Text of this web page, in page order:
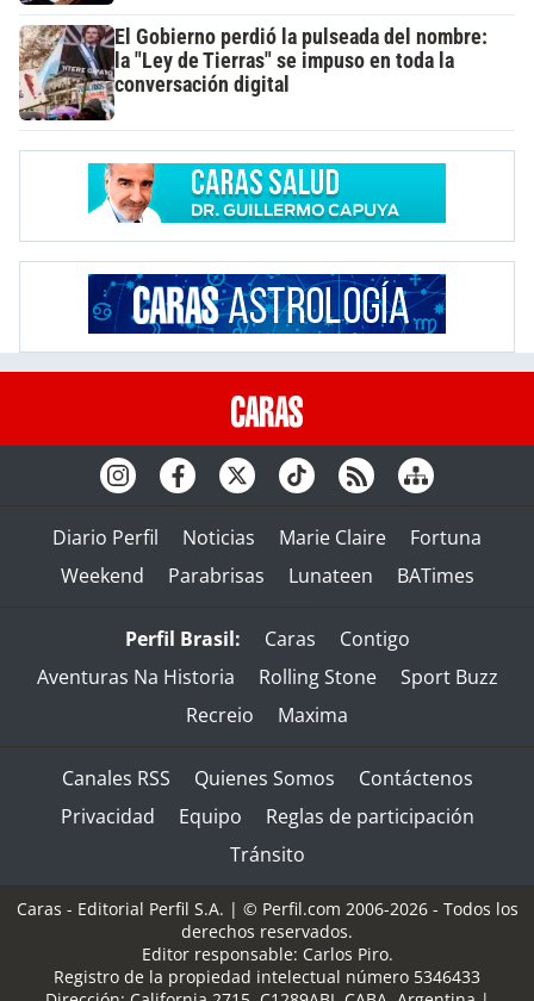
El Gobierno perdió la pulseada del nombre:
la "Ley de Tierras" se impuso en toda la
conversación digital
Diario Perfil Noticias Marie Claire
Fortuna
Weekend
Parabrisas Lunateen BATimes
Perfil Brasil: Caras
Contigo
Aventuras Na Historia
Rolling Stone
Sport Buzz
Recreio
Maxima
Canales RSS Quienes Somos
Contáctenos
Privacidad
Equipo
Reglas de participación
Tránsito
Caras - Editorial Perfil S.A. | © Perfil.com 2006-2026 - Todos los
derechos reservados.
Editor responsable: Carlos Piro.
Registro de la propiedad intelectual número 5346433